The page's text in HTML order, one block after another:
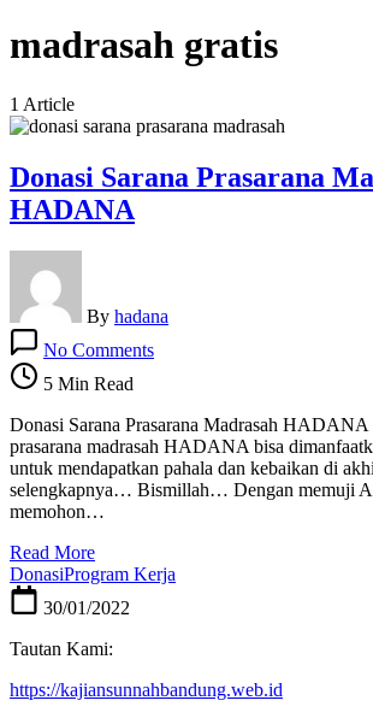
madrasah gratis
1 Article
Donasi Sarana Prasarana
HADANA
By hadana
No CommentsDonasi
Madrasah
HADANA
5 Min Read
Donasi Sarana Prasarana Madrasah HADANA
prasarana madrasah HADANA bisa
untuk mendapatkan pahala dan kebaikan di
selengkapnya… Bismillah… Dengan memuji
memohon…
Read More
DonasiProgram Kerja
30/01/2022
Tautan Kami:
https://kajiansunnahbandung.web.id